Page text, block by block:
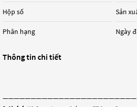
Hộp số
Phân hạng
Sản
Ngày
Thông tin chi tiết
————————————————————————